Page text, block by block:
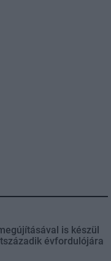
is készül
évfordulójára